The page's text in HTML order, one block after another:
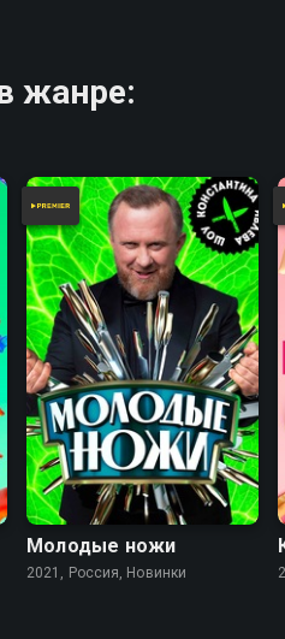
жанре:
Молодые ножи
2021, Россия, Новинки